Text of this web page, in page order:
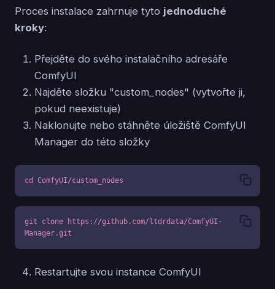
Proces instalace zahrnuje tyto jednoduché
kroky:
Přejděte do svého instalačního adresáře
ComfyUI
Najděte složku "custom_nodes" (vytvořte ji,
pokud neexistuje)
Naklonujte nebo stáhněte úložiště ComfyUI
Manager do této složky
cd ComfyUI/custom_nodes
git clone https://github.com/ltdrdata/ComfyUI-
Manager.git
Restartujte svou instance ComfyUI